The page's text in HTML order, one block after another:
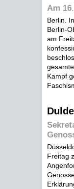
Am
Berlin.
Berlin-
am
Kampf
Freitag